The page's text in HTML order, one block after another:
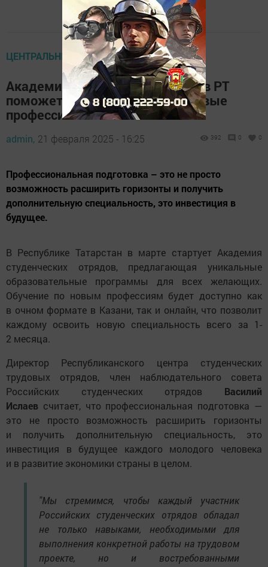
ЦЕНТРАЛЬНЫЕ НОВОСТИ
Академия студенческих отрядов РТ
поможет молодежи освоить новые
профессии
admin, 21 февраля 2025 - 16:25 392 0 0
Профессиональная подготовка – это не просто
возможность расширить горизонты и получить
дополнительную специальность, это инвестиция в
будущее.
В Республике Татарстан в марте стартует Академия
студенческих отрядов, предлагающая уникальные
образовательные программы для всех желающих.
Обучение по новым профессиям будет доступно как
в очном формате в Казани, так и онлайн, что позволит
каждому освоить новую специальность всего за 1-
2 месяца.
Директор Республиканского центра студенческих
трудовых отрядов, член наблюдательного совета
Российских студенческих отрядов Василий
Ислаев считает, что профессиональная подготовка —
это не просто возможность расширить горизонты
и получить дополнительную специальность, это
инвестиция в будущее каждого молодого человека
и в развитие экономики страны в целом.
"Мы стремимся, чтобы каждый участник
Российских студенческих отрядов обладал
не только навыками, необходимыми для
выполнения конкретной работы на трудовом
проекте, но и востребованными